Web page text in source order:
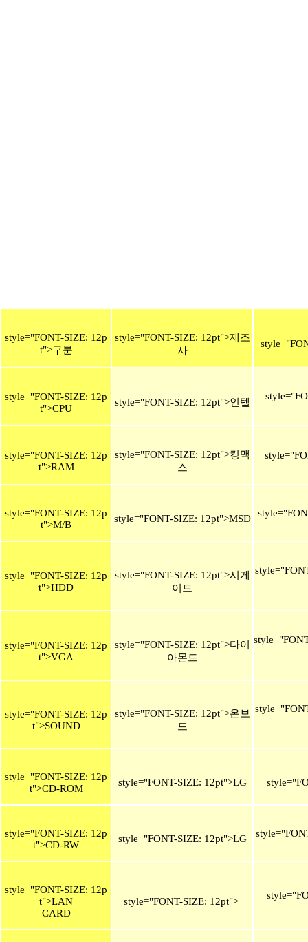
style="FONT-SIZE: 12p
t">구분
style="FONT-SIZE: 12pt">제조
사
style="FONT-SIZE: 12p
t">CPU
style="FONT-SIZE: 12pt">인텔
style="FONT-SIZE: 12p
t">RAM
style="FONT-SIZE: 12pt">킹맥
스
style="FONT-SIZE: 12p
t">M/B
style="FONT-SIZE: 12pt">MSD
style="FONT-SIZE: 12p
t">HDD
style="FONT-SIZE: 12pt">시게
이트
style="FONT-SIZE: 12p
t">VGA
style="FONT-SIZE: 12pt">다이
아몬드
style="FONT-SIZE: 12p
t">SOUND
style="FONT-SIZE: 12pt">온보
드
style="FONT-SIZE: 12p
t">CD-ROM
style="FONT-SIZE: 12pt">LG
style="FONT-SIZE: 12p
t">CD-RW
style="FONT-SIZE: 12pt">LG
style="FONT-SIZE: 12p
t">LAN
CARD
style="FONT-SIZE: 12pt">